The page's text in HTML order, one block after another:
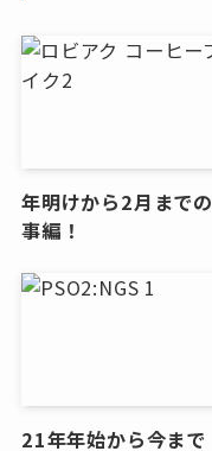
年明けから2月まで
事編！
21年年始から今まで